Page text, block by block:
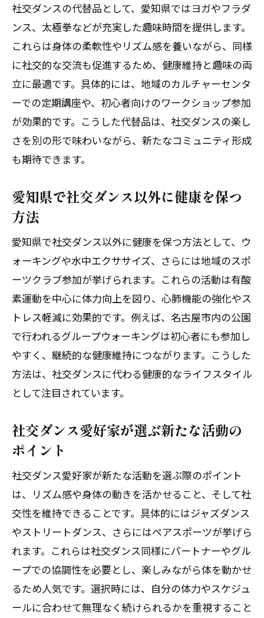
健康維持に役立つ社交ダンス以外の選択肢
社交ダンス以外で健康維持に役立つ活動
とは
社交ダンス経験が活かせる身体づくりの
方法
体に優しい社交ダンスの代替品の特徴に
ついて
社交ダンスが難しい方への運動習慣の提
社交ダンスと同様に楽しめる健康プログ
シニア世代にも人気の社交ダンス代替活
動
趣味と交流を楽しむ愛知県の新提案
社交ダンスの魅力を感じる趣味の広げ方
名古屋で楽しめる社交ダンス以外の交流
活動
社交ダンスサークルに代わる友人づくり
の秘訣
社交ダンス教室で学べる代替趣味の特徴
初心者でも始めやすい社交ダンス代替の
選び方
社交ダンス経験者が注目する代わりのアクテ
ィビティ
社交ダンス経験者が選ぶ人気の代替アク
ティビティ
社交ダンスの技術を応用できる活動とは
趣味の幅を広げる社交ダンス以外の体験
談
社交ダンスの代替品として、愛知県ではヨガやフラダ
ンス、太極拳などが充実した趣味時間を提供します。
これらは身体の柔軟性やリズム感を養いながら、同様
に社交的な交流も促進するため、健康維持と趣味の両
立に最適です。具体的には、地域のカルチャーセンタ
ーでの定期講座や、初心者向けのワークショップ参加
が効果的です。こうした代替品は、社交ダンスの楽し
さを別の形で味わいながら、新たなコミュニティ形成
も期待できます。
愛知県で社交ダンス以外に健康を保つ
方法
愛知県で社交ダンス以外に健康を保つ方法として、ウ
ォーキングや水中エクササイズ、さらには地域のスポ
ーツクラブ参加が挙げられます。これらの活動は有酸
素運動を中心に体力向上を図り、心肺機能の強化やス
トレス軽減に効果的です。例えば、名古屋市内の公園
で行われるグループウォーキングは初心者にも参加し
やすく、継続的な健康維持につながります。こうした
方法は、社交ダンスに代わる健康的なライフスタイル
として注目されています。
社交ダンス愛好家が選ぶ新たな活動の
ポイント
社交ダンス愛好家が新たな活動を選ぶ際のポイント
は、リズム感や身体の動きを活かせること、そして社
交性を維持できることです。具体的にはジャズダンス
やストリートダンス、さらにはペアスポーツが挙げら
れます。これらは社交ダンス同様にパートナーやグル
ープでの協調性を必要とし、楽しみながら体を動かせ
るため人気です。選択時には、自分の体力やスケジュ
ールに合わせて無理なく続けられるかを重視すること